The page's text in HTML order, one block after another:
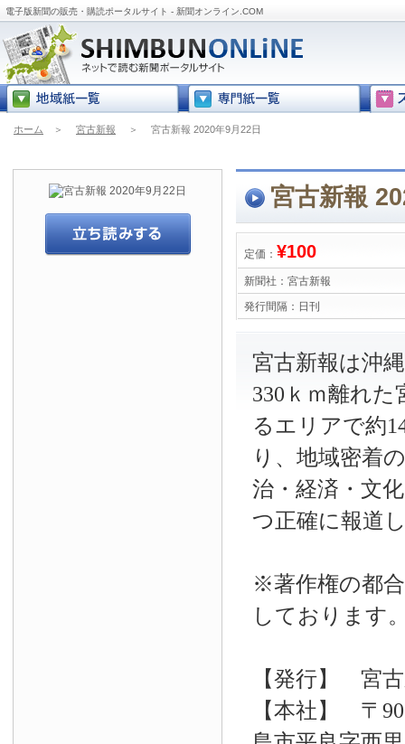
電子版新聞の販売・購読ポータルサイト - 新聞オンライン.COM
ホーム ＞ 宮古新報 ＞ 宮古新報 2020年9月22日
宮古新報
定価： ¥100
新聞社： 宮古新報
発行間隔： 日刊
宮古新報は沖
330ｋｍ離れ
るエリアで約
り、地域密着
治・経済・文
つ正確に報道
※著作権の都
しております
【発行】 宮
【本社】 〒